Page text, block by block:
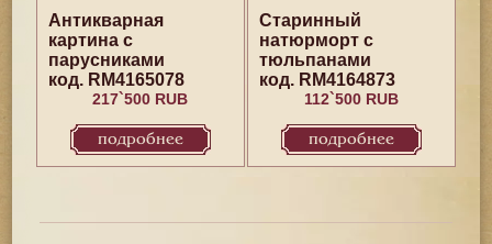
Антикварная
картина с
парусниками
код. RM4165078
217`500 RUB
подробнее
Старинный
натюрморт с
тюльпанами
код. RM4164873
112`500 RUB
подробнее